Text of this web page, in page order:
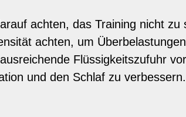
achten, das Training nicht zu
achten, um
Flüssigkeitszufuhr
und den Schlaf zu verbessern.